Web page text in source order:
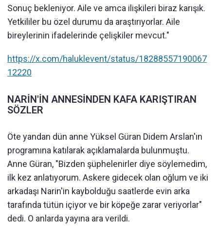
Sonuç bekleniyor. Aile ve amca ilişkileri biraz karışık.
Yetkililer bu özel durumu da araştırıyorlar. Aile
bireylerinin ifadelerinde çelişkiler mevcut."
https://x.com/haluklevent/status/18288557190067
12220
NARİN'İN ANNESİNDEN KAFA KARIŞTIRAN
SÖZLER
Öte yandan dün anne Yüksel Güran Didem Arslan'ın
programına katılarak açıklamalarda bulunmuştu.
Anne Güran, "Bizden şüphelenirler diye söylemedim,
ilk kez anlatıyorum. Askere gidecek olan oğlum ve iki
arkadaşı Narin'in kaybolduğu saatlerde evin arka
tarafında tütün içiyor ve bir köpeğe zarar veriyorlar"
dedi. O anlarda yayına ara verildi.